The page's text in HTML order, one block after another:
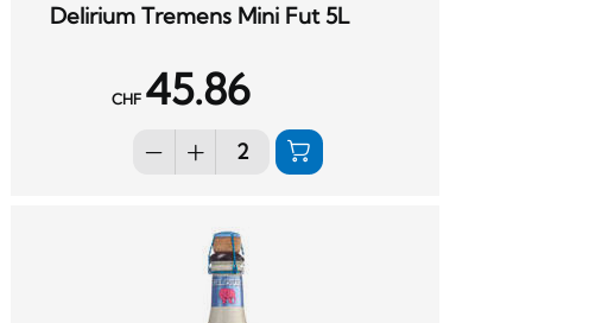
Delirium Tremens Mini Fut 5L
CHF 45.86